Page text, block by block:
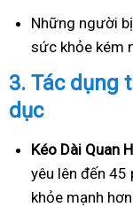
Những người
sức khỏe kém
3. Tác dụng
dục
Kéo Dài Quan
yêu lên đến 45
khỏe mạnh hơn.